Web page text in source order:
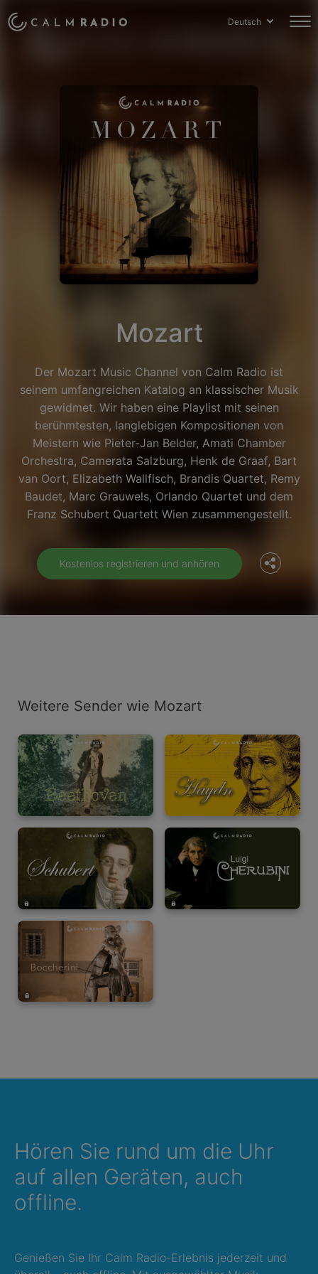
Deutsch
Mozart
Der Mozart Music Channel von Calm Radio ist
seinem umfangreichen Katalog an klassischer Musik
gewidmet. Wir haben eine Playlist mit seinen
berühmtesten, langlebigen Kompositionen von
Meistern wie Pieter-Jan Belder, Amati Chamber
Orchestra, Camerata Salzburg, Henk de Graaf, Bart
van Oort, Elizabeth Wallfisch, Brandis Quartet, Remy
Baudet, Marc Grauwels, Orlando Quartet und dem
Franz Schubert Quartett Wien zusammengestellt.
Kostenlos registrieren und anhören
Facebook
Twitter
Weitere Sender wie Mozart
Hören Sie rund um die Uhr
auf allen Geräten, auch
offline.
Genießen Sie Ihr Calm Radio-Erlebnis jederzeit und